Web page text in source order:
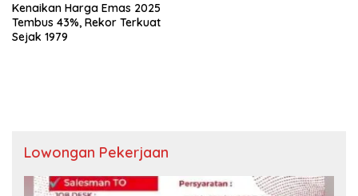
Kenaikan Harga Emas 2025
Tembus 43%, Rekor Terkuat
Sejak 1979
Lowongan Pekerjaan